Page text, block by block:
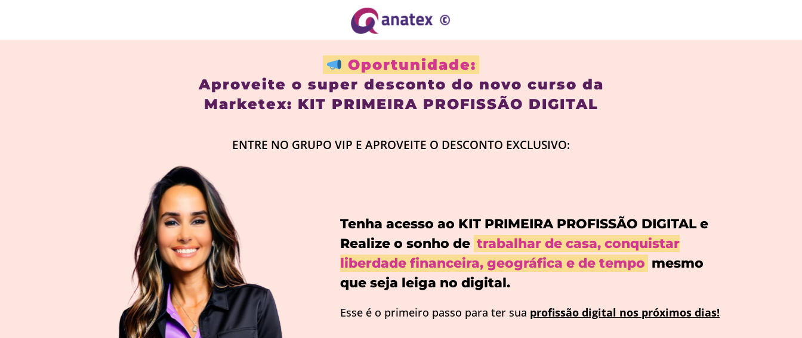
Oportunidade:
Aproveite o super desconto do novo curso da
Marketex: KIT PRIMEIRA PROFISSÃO DIGITAL
ENTRE NO GRUPO VIP E APROVEITE O DESCONTO EXCLUSIVO:
Tenha acesso ao KIT PRIMEIRA PROFISSÃO DIGITAL e
Realize o sonho de trabalhar de casa, conquistar
liberdade financeira, geográfica e de tempo mesmo
que seja leiga no digital.
Esse é o primeiro passo para ter sua profissão digital nos próximos dias!